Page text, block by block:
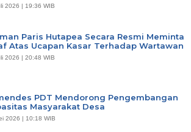
2026 | 19:36 WIB
Paris Hutapea Secara Resmi Meminta
Atas Ucapan Kasar Terhadap Wartawan
2026 | 20:48 WIB
PDT Mendorong Pengembangan
Masyarakat Desa
2026 | 10:18 WIB